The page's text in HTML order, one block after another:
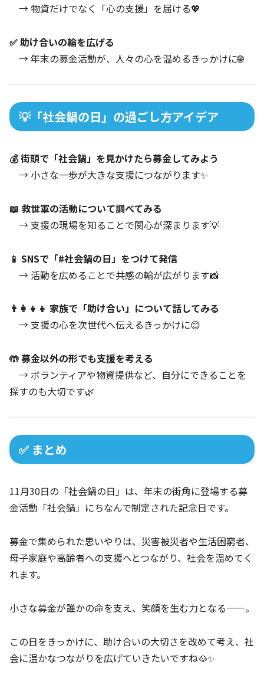
→ 物資だけでなく「心の支援」を届ける💖
✅ 助け合いの輪を広げる
→ 年末の募金活動が、人々の心を温めるきっかけに🌐
💡「社会鍋の日」の過ごし方アイデア
💰 街頭で「社会鍋」を見かけたら募金してみよう
→ 小さな一歩が大きな支援につながります✨
📖 救世軍の活動について調べてみる
→ 支援の現場を知ることで関心が深まります💡
📱 SNSで「#社会鍋の日」をつけて発信
→ 活動を広めることで共感の輪が広がります📸
👨‍👩‍👧‍👦 家族で「助け合い」について話してみる
→ 支援の心を次世代へ伝えるきっかけに😊
🤲 募金以外の形でも支援を考える
→ ボランティアや物資提供など、自分にできることを
探すのも大切です🌿
✅ まとめ
11月30日の「社会鍋の日」は、年末の街角に登場する募
金活動「社会鍋」にちなんで制定された記念日です。
募金で集められた思いやりは、災害被災者や生活困窮者、
母子家庭や高齢者への支援へとつながり、社会を温めてく
れます。
小さな募金が誰かの命を支え、笑顔を生む力となる——。
この日をきっかけに、助け合いの大切さを改めて考え、社
会に温かなつながりを広げていきたいですね🥘✨